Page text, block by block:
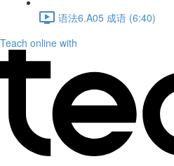
语法6.A05 成语 (6:40)
Teach online with